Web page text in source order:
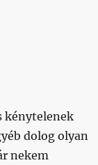
kénytelenek
dolog olyan
nekem